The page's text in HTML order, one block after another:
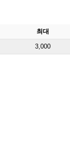
최대
3,000